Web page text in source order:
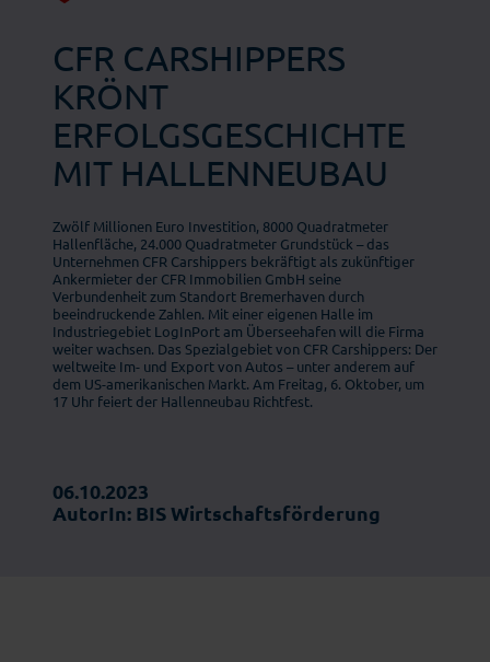
CFR CARSHIPPERS
KRÖNT
ERFOLGSGESCHICHTE
MIT HALLENNEUBAU
Zwölf Millionen Euro Investition, 8000 Quadratmeter
Hallenfläche, 24.000 Quadratmeter Grundstück – das
Unternehmen CFR Carshippers bekräftigt als zukünftiger
Ankermieter der CFR Immobilien GmbH seine
Verbundenheit zum Standort Bremerhaven durch
beeindruckende Zahlen. Mit einer eigenen Halle im
Industriegebiet LogInPort am Überseehafen will die Firma
weiter wachsen. Das Spezialgebiet von CFR Carshippers: Der
weltweite Im- und Export von Autos – unter anderem auf
dem US-amerikanischen Markt. Am Freitag, 6. Oktober, um
17 Uhr feiert der Hallenneubau Richtfest.
06.10.2023
AutorIn: BIS Wirtschaftsförderung